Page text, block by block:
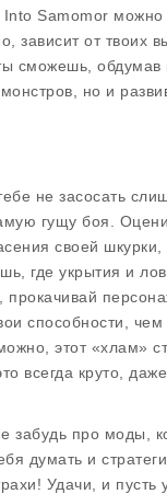
Samomor можно
от твоих
сможешь, обдумав
но и
не засосать
гущу боя. Оцени
своей
где укрытия и
прокачивай
способности, чем
этот «хлам»
всегда круто,
про моды,
думать и
Удачи, и пусть